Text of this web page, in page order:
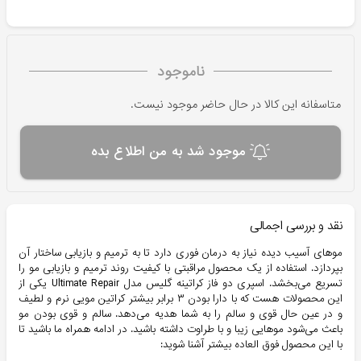
ناموجود
متاسفانه این کالا در حال حاضر موجود نیست.
موجود شد به من اطلاع بده
نقد و بررسی اجمالی
موهای آسیب دیده نیاز به درمان فوری دارد تا به ترمیم و بازیابی ساختار آن
بپردازد. استفاده از یک محصول مراقبتی با کیفیت روند ترمیم و بازیابی مو را
تسریع می‌بخشد. اسپری دو فاز کراتینه گلیس مدل Ultimate Repair یکی از
این محصولات هست که با دارا بودن ۳ برابر بیشتر کراتین مویی نرم و لطیف
و در عین حال قوی و سالم را به شما هدیه می‌دهد. سالم و قوی بودن مو
باعث می‌شود موهایی زیبا و با طراوت داشته باشید. در ادامه همراه ما باشید تا
با این محصول فوق العاده بیشتر آشنا شوید: